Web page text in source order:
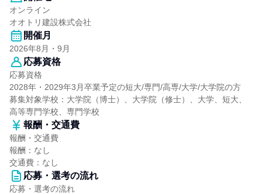
オンライン
オオトリ建設株式会社
開催月
2026年8月・9月
応募資格
応募資格
2028年・2029年3月卒業予定の短大/専門/高専/大学/大学院の方
募集対象学校：大学院（博士）、大学院（修士）、大学、短大、
高等専門学校、専門学校
報酬・交通費
報酬・交通費
報酬：なし
交通費：なし
応募・選考の流れ
応募・選考の流れ